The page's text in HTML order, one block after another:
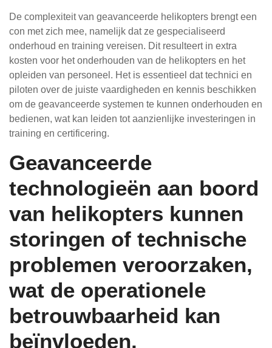
De complexiteit van geavanceerde helikopters brengt een
con met zich mee, namelijk dat ze gespecialiseerd
onderhoud en training vereisen. Dit resulteert in extra
kosten voor het onderhouden van de helikopters en het
opleiden van personeel. Het is essentieel dat technici en
piloten over de juiste vaardigheden en kennis beschikken
om de geavanceerde systemen te kunnen onderhouden en
bedienen, wat kan leiden tot aanzienlijke investeringen in
training en certificering.
Geavanceerde
technologieën aan boord
van helikopters kunnen
storingen of technische
problemen veroorzaken,
wat de operationele
betrouwbaarheid kan
beïnvloeden.